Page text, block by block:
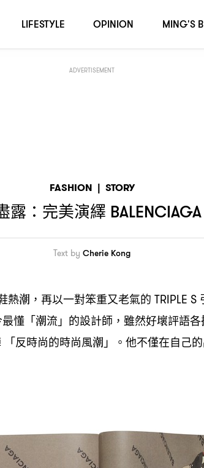
ADVERTISEMENT
FASHION | STORY
露 ： 完美演繹 BALENCIAGA
Text by Cherie Kong
熱潮 ， 再以一對笨重又老氣的 TRIPLE S
懂「潮流」的設計師 ， 雖然好壞評語
「反時尚的時尚風潮」。他不僅在自己
LIFESTYLE OPINION MING'S